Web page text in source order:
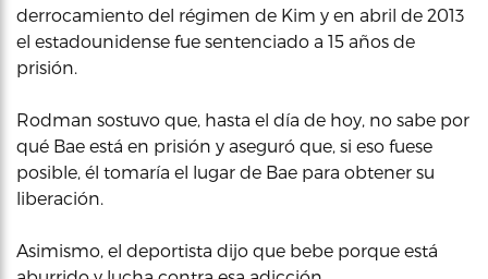
derrocamiento del régimen de Kim y en abril de 2013
el estadounidense fue sentenciado a 15 años de
prisión.
Rodman sostuvo que, hasta el día de hoy, no sabe por
qué Bae está en prisión y aseguró que, si eso fuese
posible, él tomaría el lugar de Bae para obtener su
liberación.
Asimismo, el deportista dijo que bebe porque está